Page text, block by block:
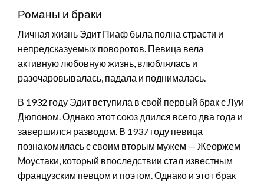
Романы и браки
Личная жизнь Эдит Пиаф была полна страсти и
непредсказуемых поворотов. Певица вела
активную любовную жизнь, влюблялась и
разочаровывалась, падала и поднималась.
В 1932 году Эдит вступила в свой первый брак с Луи
Дюпоном. Однако этот союз длился всего два года и
завершился разводом. В 1937 году певица
познакомилась с своим вторым мужем — Жеоржем
Моустаки, который впоследствии стал известным
французским певцом и поэтом. Однако и этот брак